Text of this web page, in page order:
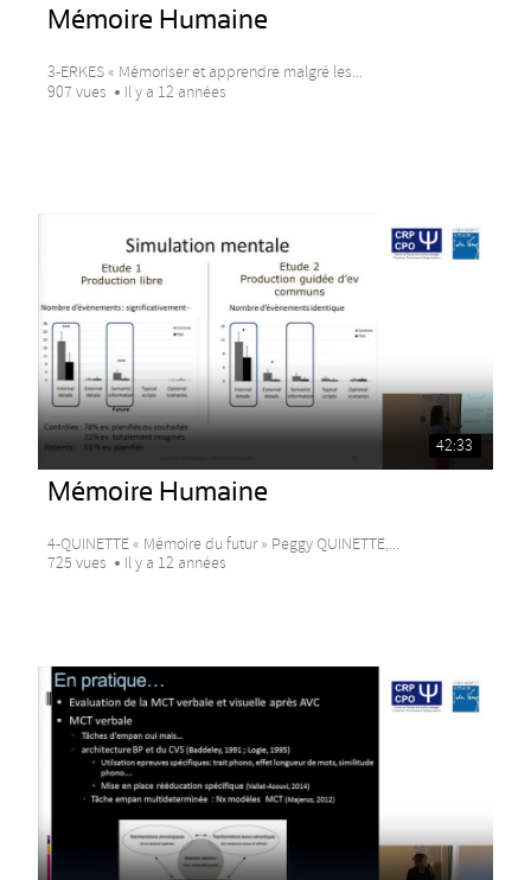
Mémoire Humaine
3-ERKES « Mémoriser et apprendre malgré les...
907 vues
Il y a 12 années
42:33
Mémoire Humaine
4-QUINETTE « Mémoire du futur » Peggy QUINETTE,...
725 vues
Il y a 12 années